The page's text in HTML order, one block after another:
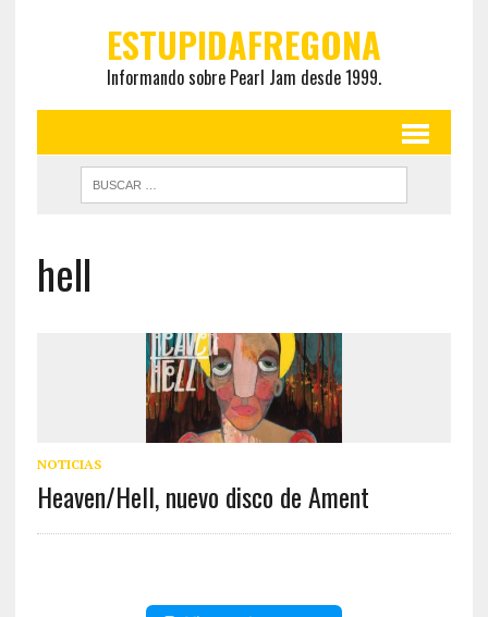
ESTUPIDAFREGONA
Informando sobre Pearl Jam desde 1999.
hell
NOTICIAS
Heaven/Hell, nuevo disco de Ament